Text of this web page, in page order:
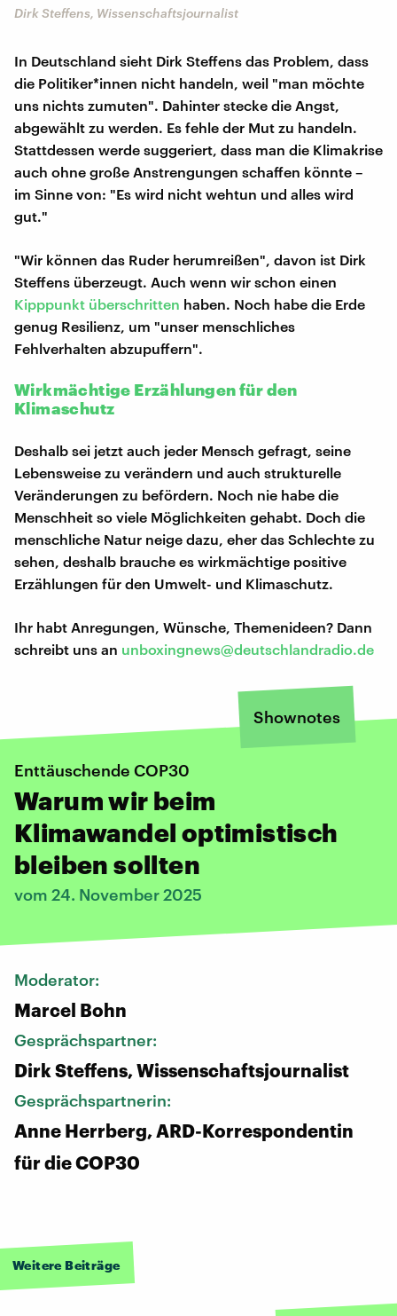
Dirk Steffens, Wissenschaftsjournalist
In Deutschland sieht Dirk Steffens das Problem, dass
die Politiker*innen nicht handeln, weil "man möchte
uns nichts zumuten". Dahinter stecke die Angst,
abgewählt zu werden. Es fehle der Mut zu handeln.
Stattdessen werde suggeriert, dass man die Klimakrise
auch ohne große Anstrengungen schaffen könnte –
im Sinne von: "Es wird nicht wehtun und alles wird
gut."
"Wir können das Ruder herumreißen", davon ist Dirk
Steffens überzeugt. Auch wenn wir schon einen
Kipppunkt überschritten haben. Noch habe die Erde
genug Resilienz, um "unser menschliches
Fehlverhalten abzupuffern".
Wirkmächtige Erzählungen für den
Klimaschutz
Deshalb sei jetzt auch jeder Mensch gefragt, seine
Lebensweise zu verändern und auch strukturelle
Veränderungen zu befördern. Noch nie habe die
Menschheit so viele Möglichkeiten gehabt. Doch die
menschliche Natur neige dazu, eher das Schlechte zu
sehen, deshalb brauche es wirkmächtige positive
Erzählungen für den Umwelt- und Klimaschutz.
Ihr habt Anregungen, Wünsche, Themenideen? Dann
schreibt uns an unboxingnews@deutschlandradio.de
Shownotes
Enttäuschende COP30
Warum wir beim
Klimawandel optimistisch
bleiben sollten
vom 24. November 2025
Moderator:
Marcel Bohn
Gesprächspartner:
Dirk Steffens, Wissenschaftsjournalist
Gesprächspartnerin:
Anne Herrberg, ARD-Korrespondentin
für die COP30
Weitere Beiträge